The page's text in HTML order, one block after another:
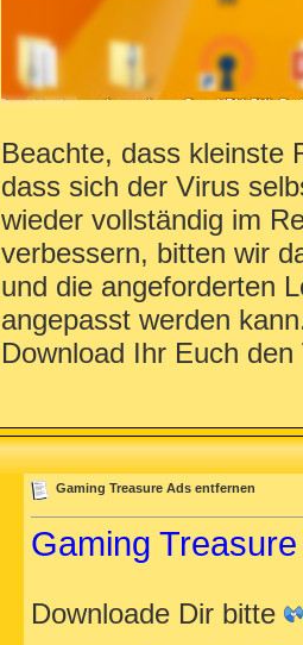
Beachte, dass kleinste
dass sich der Virus
wieder vollständig im
verbessern, bitten wir
und die angeforderten
angepasst werden
Download Ihr Euch
Gaming Treasure Ads entfernen
Gaming
Downloade Dir bitte